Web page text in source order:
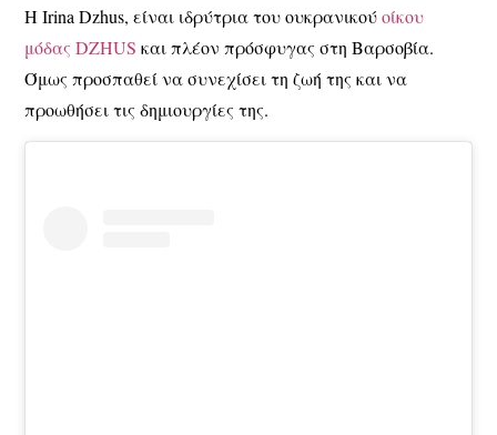
Η Irina Dzhus, είναι ιδρύτρια του ουκρανικούοίκου
μόδας DZHUS και πλέον πρόσφυγας στη Βαρσοβία.
Όμως προσπαθεί να συνεχίσει τη ζωή της και να
προωθήσει τις δημιουργίες της.